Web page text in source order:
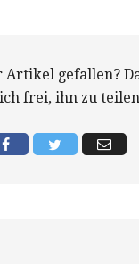
Artikel gefallen?
frei, ihn zu